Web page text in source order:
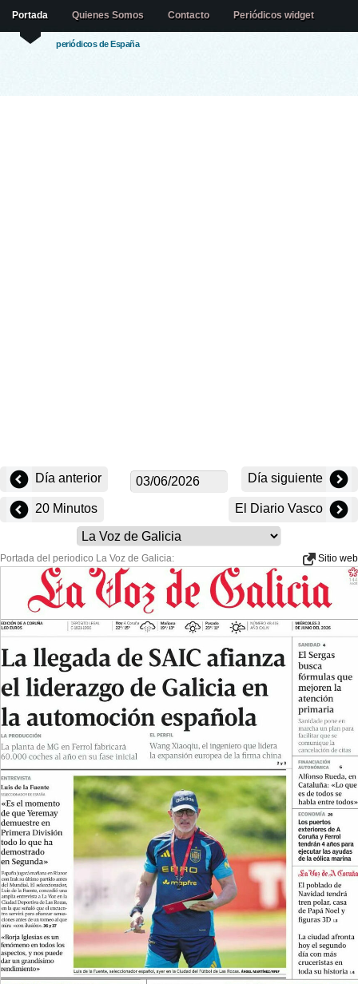
periódicos de España
Portada Quienes Somos Contacto Periódicos widget
Día anterior Día siguiente
20 Minutos El Diario Vasco
Portada del periodico La Voz de Galicia: Sitio web